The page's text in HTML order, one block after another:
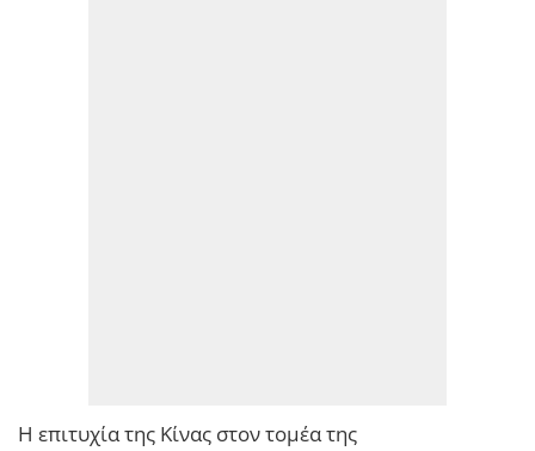
Η επιτυχία της Κίνας στον τομέα της